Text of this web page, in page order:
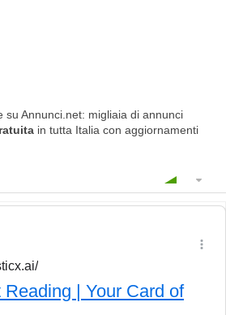
su Annunci.net: migliaia di annunci
in tutta Italia con aggiornamenti